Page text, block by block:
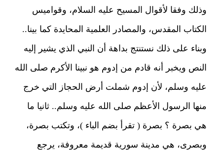
وذلك وفقا لأقوال المسيح عليه السلام، وقواميس
الكتاب المقدس، والمصادر العلمية المحايدة كما بينا..
وبناء على ذلك نستنتج بداهة أن النبي الذي يشير إليه
النص ويخبر أنه قادم من إدوم هو نبينا الأكرم صلى الله
عليه وسلم، لأن إدوم شملت أرض الحجاز التي خرج
منها الرسول الأعظم صلى الله عليه وسلم.. ثانيا ما
هي بصرة ؟ بصرة ( تقرأ بضم الباء )، وتكتب بصرة،
وبصرى، هي مدينة سورية قديمة معروفة، يرجع